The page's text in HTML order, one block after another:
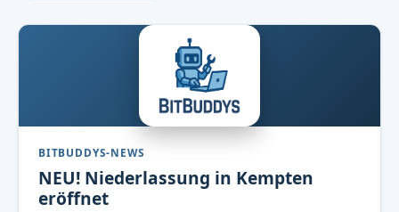
BITBUDDYS-NEWS
NEU! Niederlassung in Kempten
eröffnet